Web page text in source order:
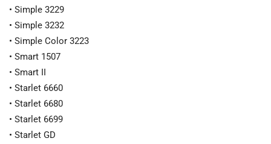
• Simple 3229
• Simple 3232
• Simple Color 3223
• Smart 1507
• Smart II
• Starlet 6660
• Starlet 6680
• Starlet 6699
• Starlet GD